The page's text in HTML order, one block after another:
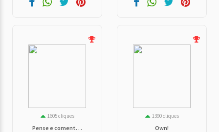
1605 cliques
Pense e coment. . .
1390 cliques
Own!